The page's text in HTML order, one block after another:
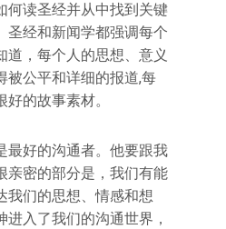
何读圣经并从中找到关键
圣经和新闻学都强调每个
道，每个人的思想、意义
被公平和详细的报道,每
的故事素材。
最好的沟通者。他要跟我
亲密的部分是，我们有能
我们的思想、情感和想
入了我们的沟通世界，